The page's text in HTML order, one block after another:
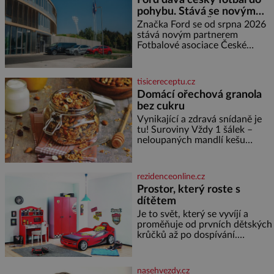
měďáky a štůčky látky. Zraněná
žena pár dní nato umírá. Je to
muž nebývale krutý. Jeho činy
budí hrůzu ještě dlouho po jeho
smrti
pohybu. Stává se novým
partnerem FAČR
Značka Ford se od srpna 2026
stává novým partnerem
Fotbalové asociace České
asociace, reprezentačních týmů
i českého fotbalu v regionech.
Partner
tisicereceptu.cz
Domácí ořechová granola
bez cukru
Vynikající a zdravá snídaně je
tu! Suroviny Vždy 1 šálek –
neloupaných mandlí kešu
semínek dýně rozinek 3 šálky
ovesných vloček 1 lžíce mlet
rezidenceonline.cz
Prostor, který roste s
dítětem
Je to svět, který se vyvíjí a
proměňuje od prvních dětských
krůčků až po dospívání.
soustředění i odpočinek a
nasehvezdy.cz